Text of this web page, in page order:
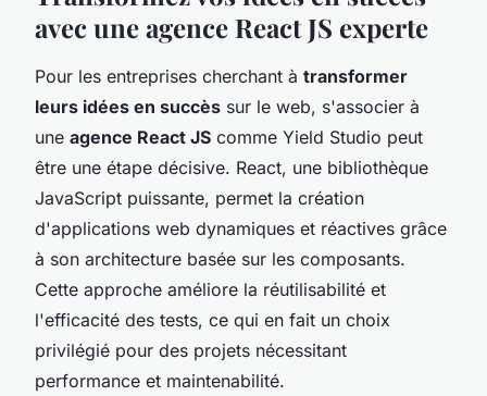
avec une agence React JS experte
Pour les entreprises cherchant à transformer
leurs idées en succès sur le web, s'associer à
une agence React JS comme Yield Studio peut
être une étape décisive. React, une bibliothèque
JavaScript puissante, permet la création
d'applications web dynamiques et réactives grâce
à son architecture basée sur les composants.
Cette approche améliore la réutilisabilité et
l'efficacité des tests, ce qui en fait un choix
privilégié pour des projets nécessitant
performance et maintenabilité.